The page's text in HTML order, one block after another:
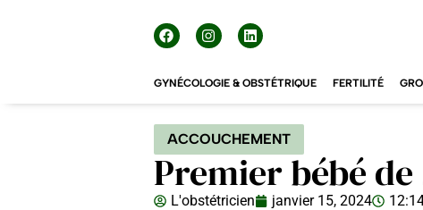
GYNÉCOLOGIE & OBSTÉTRIQUE FERTILITÉ
ACCOUCHEMENT
Premier bébé de
L'obstétricien janvier 15, 2024